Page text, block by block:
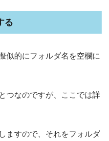
る
似的にフォルダ名を空欄に
つなのですが、ここでは詳
ますので、それをフォルダ